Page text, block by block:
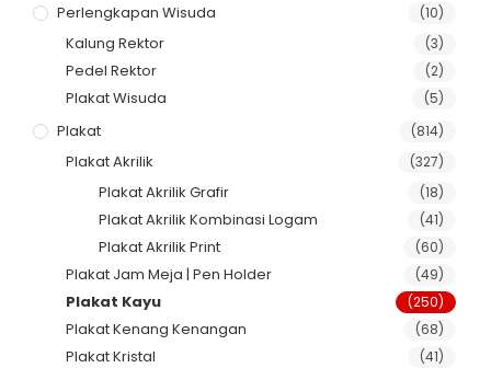
Perlengkapan Wisuda (10)
Kalung Rektor (3)
Pedel Rektor (2)
Plakat Wisuda (5)
Plakat (814)
Plakat Akrilik (327)
Plakat Akrilik Grafir (18)
Plakat Akrilik Kombinasi Logam (41)
Plakat Akrilik Print (60)
Plakat Jam Meja | Pen Holder (49)
Plakat Kayu (250)
Plakat Kenang Kenangan (68)
Plakat Kristal (41)